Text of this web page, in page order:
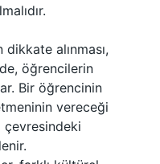
alınması,
öğrencilerin
Bir öğrencinin
vereceği
çevresindeki